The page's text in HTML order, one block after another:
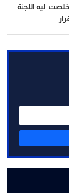
اليه اللجنة